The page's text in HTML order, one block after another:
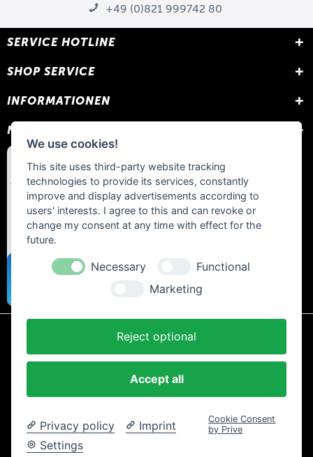
+49 (0)821 999742 80
SERVICE HOTLINE
SHOP SERVICE
INFORMATIONEN
NEWSLETTER
* Alle Preise inkl. gesetzl. Mehrwertsteuer zzgl.
Nachnahmegebühren, wenn nicht anders beschrieben.
AGB und Kundeninformationen
Widerrufsrecht
Zahlung und Versand
Copyright © 2024 Trailtoys Shop | offizieller Bikeshop mit der
größten Auswahl der Marken Dartmoor, Transition Bikes, Mozartt,
We use cookies!
This site uses third-party website tracking
technologies to provide its services, constantly
improve and display advertisements according to
users' interests. I agree to this and can revoke or
change my consent at any time with effect for the
future.
Necessary
Functional
Marketing
Reject optional
Accept all
Privacy policy
Imprint
Settings
Cookie Consent
by Prive